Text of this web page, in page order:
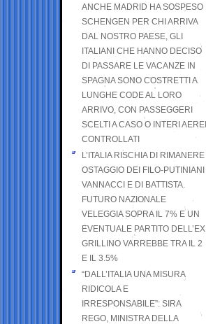
ANCHE MADRID HA SOSPESO
SCHENGEN PER CHI ARRIVA
DAL NOSTRO PAESE, GLI
ITALIANI CHE HANNO DECISO
DI PASSARE LE VACANZE IN
SPAGNA SONO COSTRETTI A
LUNGHE CODE AL LORO
ARRIVO, CON PASSEGGERI
SCELTI A CASO O INTERI AEREI
CONTROLLATI
L’ITALIA RISCHIA DI RIMANERE
OSTAGGIO DEI FILO-PUTINIANI
VANNACCI E DI BATTISTA.
FUTURO NAZIONALE
VELEGGIA SOPRA IL 7% E UN
EVENTUALE PARTITO DELL’EX
GRILLINO VARREBBE TRA IL 2
E IL 3.5%
“DALL’ITALIA UNA MISURA
RIDICOLA E
IRRESPONSABILE”: SIRA
REGO, MINISTRA DELLA